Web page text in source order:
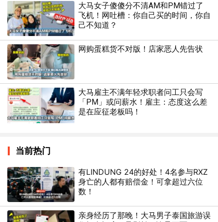
大马女子傻傻分不清AM和PM错过了
飞机！网吐槽：你自己买的时间，你自
己不知道？
网购蛋糕货不对版！店家恶人先告状
大马雇主不满年轻求职者问工只会写
「PM」或问薪水！雇主：态度这么差
是在应征老板吗！
当前热门
有LINDUNG 24的好处！4名参与RXZ
身亡的人都有赔偿金！可拿超过六位
数！
亲身经历了那晚！大马男子泰国旅游误